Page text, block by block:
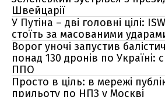
Швейцарії
У Путіна – дві головні цілі:
стоїть за масованими
Ворог уночі запустив
понад 130 дронів по Україні:
ППО
Просто в ціль: в мережі
прильоту по НПЗ у Москві